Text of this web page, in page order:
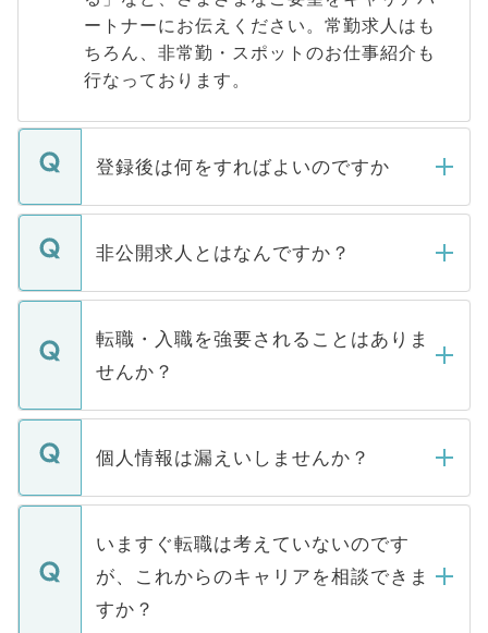
ートナーにお伝えください。常勤求人はも
ちろん、非常勤・スポットのお仕事紹介も
行なっております。
登録後は何をすればよいのですか
ご登録いただきましたら、弊社担当者がご
登録内容を確認し、その後メールもしくは
ます。通常、5営業日以内にはご連絡をせて
いただきますので、しばらくお待ちくださ
非公開求人とはなんですか？
マイナビDOCTORで取り扱っている求人の
うち約3割は、Webサイトからご覧いただ
けない「非公開求人」です。非公開求人は
下記の理由によって、一般には公開してい
ません。
■応募殺到を避けるため 人気のある医療機
関を公にしてしまうと、応募が殺到する場
に、医療機関が求める条件に合った人材の
みを人材紹介会社に依頼するケースが増え
ています。
転職・入職を強要されることはありま
せんか？
転職・入職を強要することは一切ありませ
ん。また、仮に応募先から内定をいただい
定を承諾する必要はありません。内定先へ
の辞退の連絡はキャリアパートナーが行い
個人情報は漏えいしませんか？
個人情報が漏えいすることはありませんの
で、ご安心ください。当サイトからの登録
などで収集したご登録者様の個人情報は、
ご本人のキャリアアップおよび転職活動の
支援を目的に使用いたします。お預かりし
いますぐ転職は考えていないのです
が、これからのキャリアを相談できま
すか？